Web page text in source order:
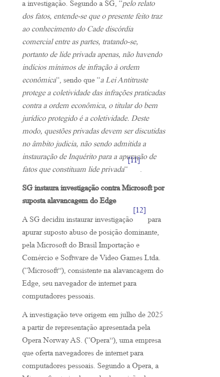
a investigação. Segundo a SG, “pelo relato
dos fatos, entende-se que o presente feito traz
ao conhecimento do Cade discórdia
comercial entre as partes, tratando-se,
portanto de lide privada apenas, não havendo
indícios mínimos de infração à ordem
econômica“, sendo que “a Lei Antitruste
protege a coletividade das infrações praticadas
contra a ordem econômica, o titular do bem
jurídico protegido é a coletividade. Deste
modo, questões privadas devem ser discutidas
no âmbito judicia, não sendo admitida a
instauração de Inquérito para a apuração de
fatos que constituam lide privada“
[11]
.
SG instaura investigação contra Microsoft por
suposta alavancagem do Edge
A SG decidiu instaurar investigação
[12]
para
apurar suposto abuso de posição dominante,
pela Microsoft do Brasil Importação e
Comércio e Software de Video Games Ltda.
(“Microsoft”), consistente na alavancagem do
Edge, seu navegador de internet para
computadores pessoais.
A investigação teve origem em julho de 2025
a partir de representação apresentada pela
Opera Norway AS. (“Opera”), uma empresa
que oferta navegadores de internet para
computadores pessoais. Segundo a Opera, a